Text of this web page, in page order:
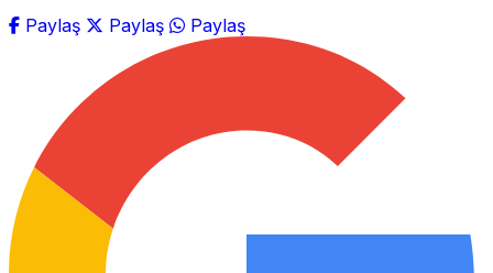
Paylaş Paylaş Paylaş